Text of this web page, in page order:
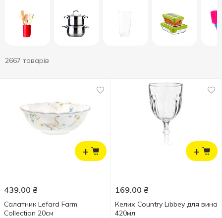
2667 товарів
+
439.00 ₴
Салатник Lefard Farm
Collection 20см
+
169.00 ₴
Келих Country Libbey для вина
420мл